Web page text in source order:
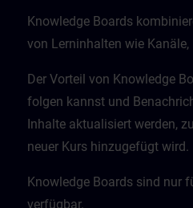
Knowledge Boards
von Lerninhalten wie Kanäle,
Der Vorteil von Knowledge
folgen kannst und
Inhalte aktualisiert werden,
neuer Kurs hinzugefügt wird.
Knowledge Boards sind nur
verfügbar.